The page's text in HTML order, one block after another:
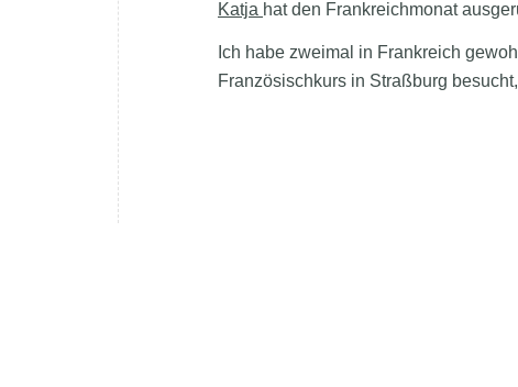
Katja hat den Frankreichmonat
Ich habe zweimal in Frankreich
Französischkurs in Straßburg